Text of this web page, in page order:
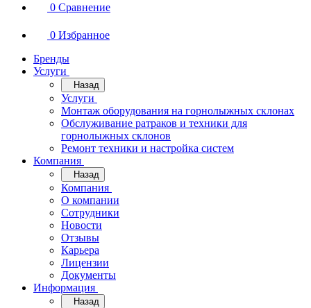
0 Сравнение
0 Избранное
Бренды
Услуги
Назад
Услуги
Монтаж оборудования на горнолыжных склонах
Обслуживание ратраков и техники для
горнолыжных склонов
Ремонт техники и настройка систем
Компания
Назад
Компания
О компании
Сотрудники
Новости
Отзывы
Карьера
Лицензии
Документы
Информация
Назад